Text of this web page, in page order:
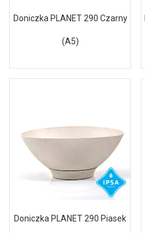
Doniczka PLANET 290 Czarny
(A5)
Doniczka PLANET 290 Piasek